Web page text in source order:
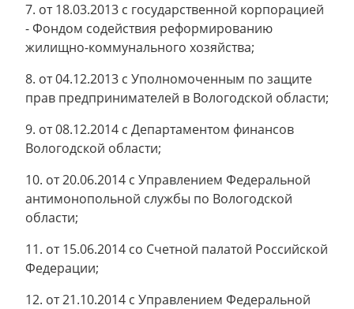
7. от 18.03.2013 с государственной корпорацией
- Фондом содействия реформированию
жилищно-коммунального хозяйства;
8. от 04.12.2013 с Уполномоченным по защите
прав предпринимателей в Вологодской области;
9. от 08.12.2014 с Департаментом финансов
Вологодской области;
10. от 20.06.2014 с Управлением Федеральной
антимонопольной службы по Вологодской
области;
11. от 15.06.2014 со Счетной палатой Российской
Федерации;
12. от 21.10.2014 с Управлением Федеральной